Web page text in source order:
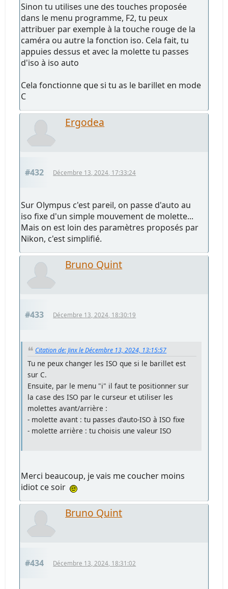
Sinon tu utilises une des touches proposée
dans le menu programme, F2, tu peux
attribuer par exemple à la touche rouge de la
caméra ou autre la fonction iso. Cela fait, tu
appuies dessus et avec la molette tu passes
d'iso à iso auto
Cela fonctionne que si tu as le barillet en mode
C
Ergodea
#432 Décembre 13, 2024, 17:33:24
Sur Olympus c'est pareil, on passe d'auto au
iso fixe d'un simple mouvement de molette...
Mais on est loin des paramètres proposés par
Nikon, c'est simplifié.
Bruno Quint
#433 Décembre 13, 2024, 18:30:19
Citation de: Jinx le Décembre 13, 2024, 13:15:57
Tu ne peux changer les ISO que si le barillet est
sur C.
Ensuite, par le menu "i" il faut te positionner sur
la case des ISO par le curseur et utiliser les
molettes avant/arrière :
- molette avant : tu passes d'auto-ISO à ISO fixe
- molette arrière : tu choisis une valeur ISO
Merci beaucoup, je vais me coucher moins
idiot ce soir
Bruno Quint
#434 Décembre 13, 2024, 18:31:02